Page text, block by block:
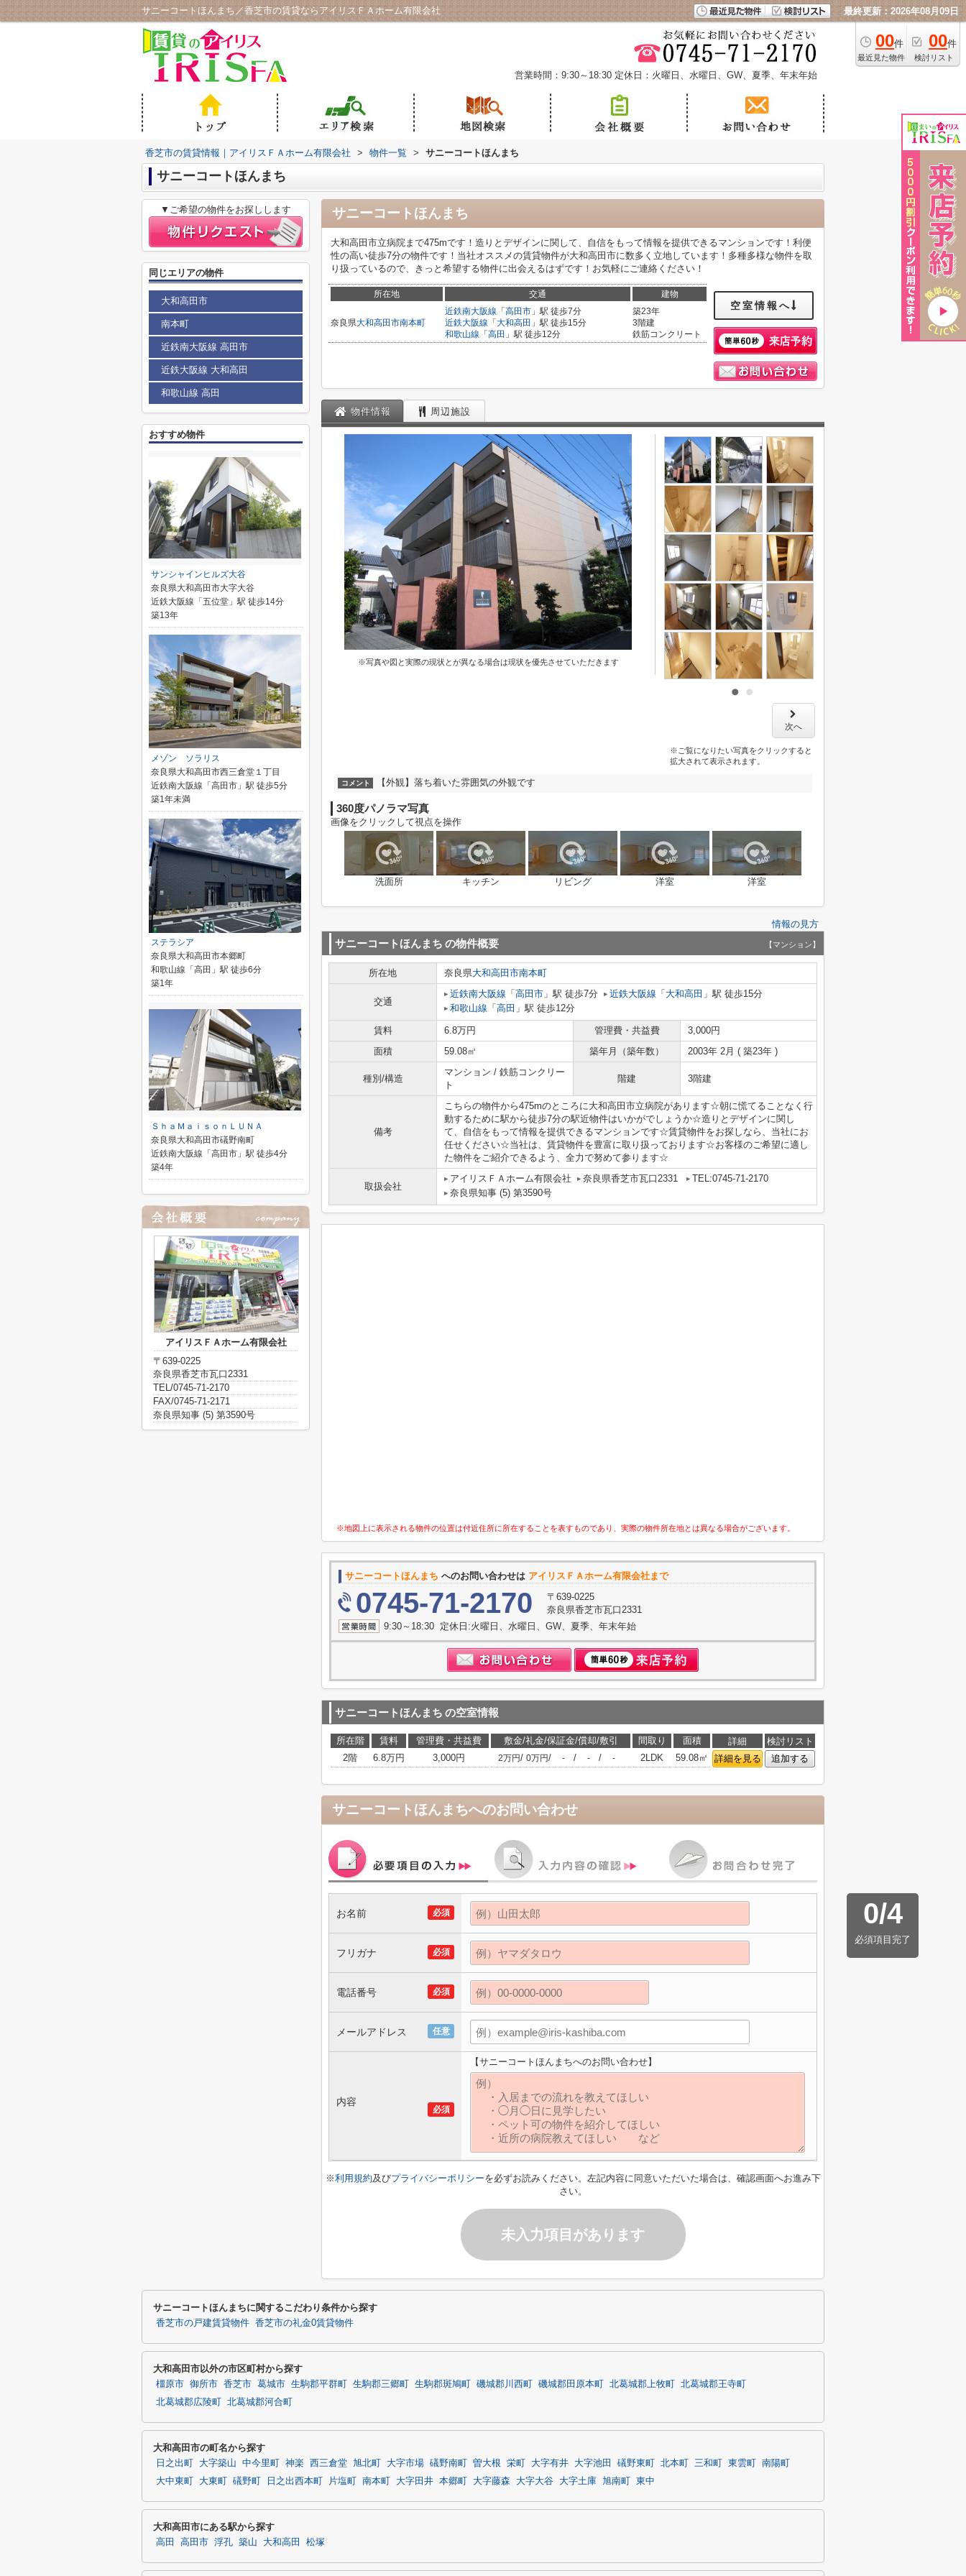
サニーコートほんまち／香芝市の賃貸ならアイリスＦＡホーム有限会社 最終更新：2026年08月09日
00件
最近見た物件
00件
検討リスト
営業時間：9:30～18:30 定休日：火曜日、水曜日、GW、夏季、年末年始
香芝市の賃貸情報｜アイリスＦＡホーム有限会社 > 物件一覧 > サニーコートほんまち
サニーコートほんまち
サニーコートほんまち
大和高田市立病院まで475mです！造りとデザインに関して、自信をもって情報を提供できるマンションです！利便
性の高い徒歩7分の物件です！当社オススメの賃貸物件が大和高田市に数多く立地しています！多種多様な物件を取
り扱っているので、きっと希望する物件に出会えるはずです！お気軽にご連絡ください！
所在地 交通 建物
奈良県大和高田市南本町
近鉄南大阪線 「 高田市 」駅 徒歩7分
近鉄大阪線 「 大和高田 」駅 徒歩15分
和歌山線 「 高田 」駅 徒歩12分
築23年
3階建
鉄筋コンクリート
空室情報へ
物件情報 周辺施設
※写真や図と実際の現状とが異なる場合は現状を優先させていただきます
次へ
※ご覧になりたい写真をクリックすると
拡大されて表示されます。
コメント 【外観】落ち着いた雰囲気の外観です
360度パノラマ写真
画像をクリックして視点を操作
洗面所 キッチン リビング 洋室 洋室
情報の見方
サニーコートほんまち の物件概要 【マンション】
所在地 奈良県大和高田市南本町
交通
近鉄南大阪線 「 高田市 」駅 徒歩7分 近鉄大阪線 「 大和高田 」駅 徒歩15分
和歌山線 「 高田 」駅 徒歩12分
賃料 6.8万円 管理費・共益費
3,000円
面積
59.08㎡ 築年月（築年数） 2003年 2月 ( 築23年 )
種別/構造
マンション / 鉄筋コンクリー
ト
階建 3階建
備考
こちらの物件から475mのところに大和高田市立病院があります☆朝に慌てることなく行
動するために駅から徒歩7分の駅近物件はいかがでしょうか☆造りとデザインに関し
て、自信をもって情報を提供できるマンションです☆賃貸物件をお探しなら、当社にお
任せください☆当社は、賃貸物件を豊富に取り扱っております☆お客様のご希望に適し
た物件をご紹介できるよう、全力で努めて参ります☆
取扱会社
アイリスＦＡホーム有限会社 奈良県香芝市瓦口2331
TEL:0745-71-2170
奈良県知事 (5) 第3590号
※地図上に表示される物件の位置は付近住所に所在することを表すものであり、実際の物件所在地とは異なる場合がございます。
サニーコートほんまち へのお問い合わせは アイリスＦＡホーム有限会社まで
0745-71-2170
〒639-0225
奈良県香芝市瓦口2331
9:30～18:30 定休日:火曜日、水曜日、GW、夏季、年末年始
サニーコートほんまち の空室情報
所在階 賃料 管理費・共益費 敷金/礼金/保証金/償却/敷引 間取り 面積 詳細
検討リスト
2階
6.8万円 3,000円 2万円/ 0万円/ - / - / - 2LDK 59.08㎡ 詳細を見る 追加する
サニーコートほんまちへのお問い合わせ
0/4
必須項目完了
必須
お名前
必須
フリガナ
必須
電話番号
任意
メールアドレス
必須
内容
【サニーコートほんまちへのお問い合わせ】
※利用規約及びプライバシーポリシーを必ずお読みください。左記内容に同意いただいた場合は、確認画面へお進み下
さい。
未入力項目があります
▼ご希望の物件をお探しします
同じエリアの物件
大和高田市
南本町
近鉄南大阪線 高田市
近鉄大阪線 大和高田
和歌山線 高田
おすすめ物件
サンシャインヒルズ大谷
奈良県大和高田市大字大谷
近鉄大阪線「五位堂」駅 徒歩14分
築13年
メゾン ソラリス
奈良県大和高田市西三倉堂１丁目
近鉄南大阪線「高田市」駅 徒歩5分
築1年未満
ステラシア
奈良県大和高田市本郷町
和歌山線「高田」駅 徒歩6分
築1年
ＳｈａＭａｉｓｏｎＬＵＮＡ
奈良県大和高田市礒野南町
近鉄南大阪線「高田市」駅 徒歩4分
築4年
アイリスＦＡホーム有限会社
〒639-0225
奈良県香芝市瓦口2331
TEL/0745-71-2170
FAX/0745-71-2171
奈良県知事 (5) 第3590号
サニーコートほんまちに関するこだわり条件から探す
香芝市の戸建賃貸物件 香芝市の礼金0賃貸物件
大和高田市以外の市区町村から探す
橿原市 御所市 香芝市 葛城市 生駒郡平群町 生駒郡三郷町 生駒郡斑鳩町 磯城郡川西町 磯城郡田原本町 北葛城郡上牧町
北葛城郡王寺町
北葛城郡広陵町
北葛城郡河合町
大和高田市の町名から探す
日之出町 大字築山 中今里町 神楽 西三倉堂 旭北町 大字市場 礒野南町 曽大根 栄町 大字有井 大字池田 礒野東町 北本町 三和町 東雲町
南陽町
大中東町
大東町 礒野町 日之出西本町 片塩町 南本町 大字田井 本郷町 大字藤森 大字大谷 大字土庫 旭南町 東中
大和高田市にある駅から探す
高田 高田市 浮孔 築山 大和高田 松塚